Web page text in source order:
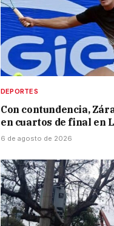
DEPORTES
Con contundencia,
en cuartos de final en
6 de agosto de 2026